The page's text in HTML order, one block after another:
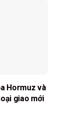
Hormuz và
giao mới